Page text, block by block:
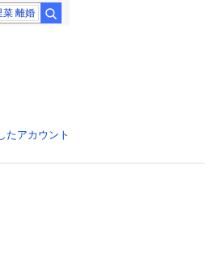
菜 離婚
たアカウント